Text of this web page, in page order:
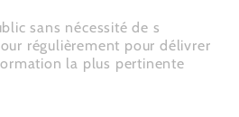
sans nécessité de s
régulièrement pour délivrer
la plus pertinente